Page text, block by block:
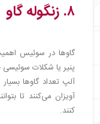
۸. زنگوله گاو
گاوها در سوئیس
پنیر یا شکلات
آلپ تعداد گاوها
آویزان می‌کنند تا
کنند.